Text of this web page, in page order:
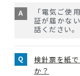
「電気ご使
証が届かな
話ください
検針票を紙
か？